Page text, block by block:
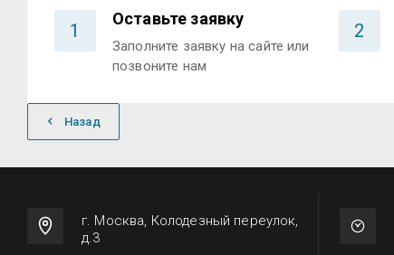
1
Оставьте заявку
Заполните заявку на сайте или
позвоните нам
2
Назад
г. Москва, Колодезный переулок,
д.3